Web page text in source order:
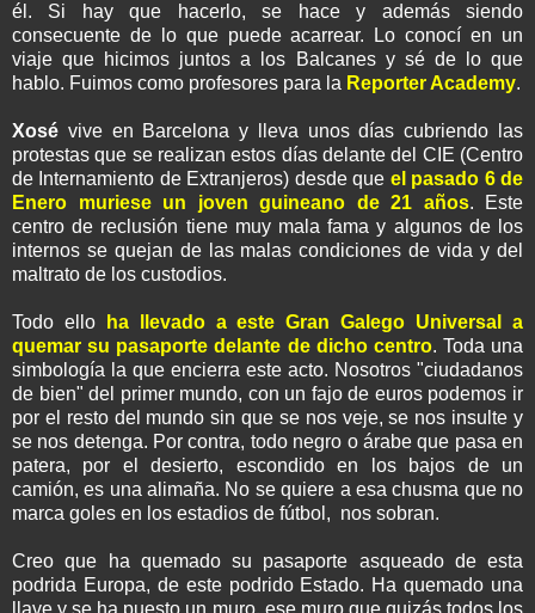
él. Si hay que hacerlo, se hace y además siendo
consecuente de lo que puede acarrear. Lo conocí en un
viaje que hicimos juntos a los Balcanes y sé de lo que
hablo. Fuimos como profesores para la Reporter Academy.
Xosé vive en Barcelona y lleva unos días cubriendo las
protestas que se realizan estos días delante del CIE (Centro
de Internamiento de Extranjeros) desde que el pasado 6 de
Enero muriese un joven guineano de 21 años. Este
centro de reclusión tiene muy mala fama y algunos de los
internos se quejan de las malas condiciones de vida y del
maltrato de los custodios.
Todo ello
ha llevado a este Gran Galego Universal a
quemar su pasaporte delante de dicho centro. Toda una
simbología la que encierra este acto. Nosotros "ciudadanos
de bien" del primer mundo, con un fajo de euros podemos ir
por el resto del mundo sin que se nos veje, se nos insulte y
se nos detenga. Por contra, todo negro o árabe que pasa en
patera, por el desierto, escondido en los bajos de un
camión, es una alimaña. No se quiere a esa chusma que no
marca goles en los estadios de fútbol, nos sobran.
Creo que ha quemado su pasaporte asqueado de esta
podrida Europa, de este podrido Estado. Ha quemado una